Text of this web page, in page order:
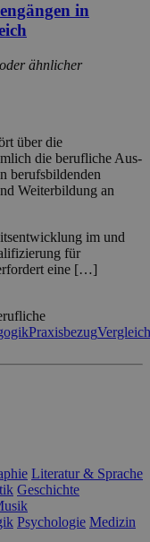
in
ähnlicher
über die
die berufliche Aus-
berufsbildenden
Weiterbildung an
im und
für
eine […]
Praxisbezug
Literatur & Sprache
Geschichte
Psychologie Medizin